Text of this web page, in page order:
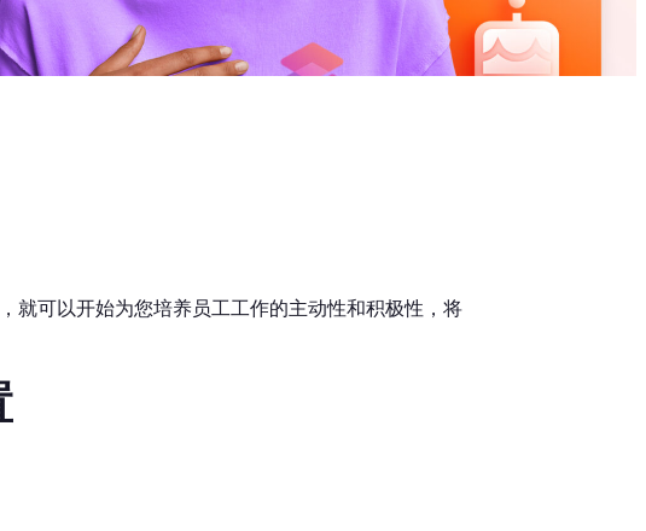
就可以开始为您培养员工工作的主动性和积极性，将